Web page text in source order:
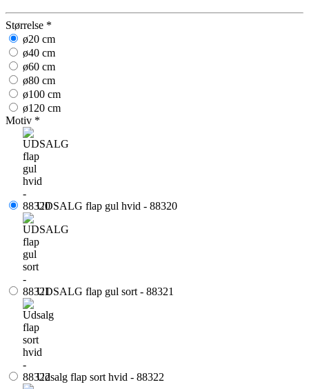
Størrelse *
ø20 cm
ø40 cm
ø60 cm
ø80 cm
ø100 cm
ø120 cm
Motiv *
UDSALG flap gul hvid - 88320
UDSALG flap gul sort - 88321
Udsalg flap sort hvid - 88322